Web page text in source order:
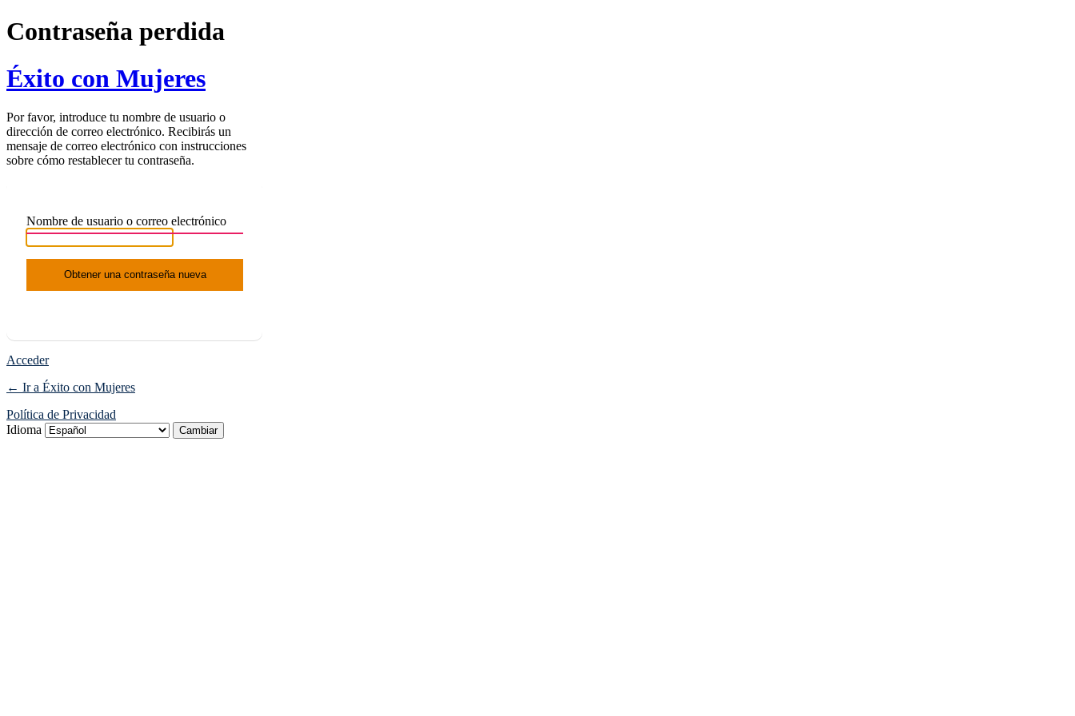
Contraseña perdida
Éxito con Mujeres
Por favor, introduce tu nombre de usuario o
dirección de correo electrónico. Recibirás un
mensaje de correo electrónico con instrucciones
sobre cómo restablecer tu contraseña.
Nombre de usuario o correo electrónico
Acceder
← Ir a Éxito con Mujeres
Política de Privacidad
Idioma